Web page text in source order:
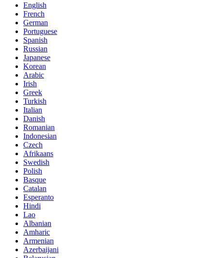
English
French
German
Portuguese
Spanish
Russian
Japanese
Korean
Arabic
Irish
Greek
Turkish
Italian
Danish
Romanian
Indonesian
Czech
Afrikaans
Swedish
Polish
Basque
Catalan
Esperanto
Hindi
Lao
Albanian
Amharic
Armenian
Azerbaijani